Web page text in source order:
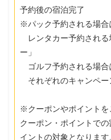
予約後の宿泊完了
※パック予約される場合
レンタカー予約される
ー」
ゴルフ予約される場合
それぞれのキャンペー
※クーポンやポイントを
クーポン・ポイントで
イントの対象となりま